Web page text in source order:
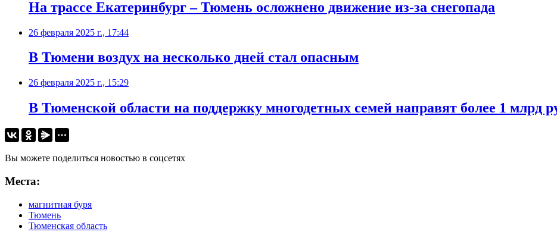
На трассе Екатеринбург – Тюмень осложнено движение из-за снегопада
26 февраля 2025 г., 17:44
В Тюмени воздух на несколько дней стал опасным
26 февраля 2025 г., 15:29
В Тюменской области на поддержку многодетных семей направят более 1 млрд
Вы можете поделиться новостью в соцсетях
Места:
магнитная буря
Тюмень
Тюменская область